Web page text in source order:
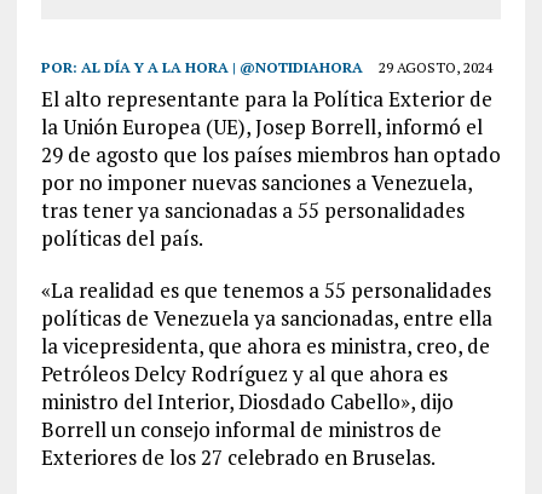
POR: AL DÍA Y A LA HORA | @NOTIDIAHORA 29 AGOSTO, 2024
El alto representante para la Política Exterior de
la Unión Europea (UE), Josep Borrell, informó el
29 de agosto que los países miembros han optado
por no imponer nuevas sanciones a Venezuela,
tras tener ya sancionadas a 55 personalidades
políticas del país.
«La realidad es que tenemos a 55 personalidades
políticas de Venezuela ya sancionadas, entre ella
la vicepresidenta, que ahora es ministra, creo, de
Petróleos Delcy Rodríguez y al que ahora es
ministro del Interior, Diosdado Cabello», dijo
Borrell un consejo informal de ministros de
Exteriores de los 27 celebrado en Bruselas.